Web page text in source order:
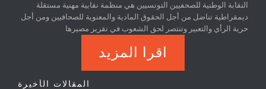
النقابة الوطنية للصحفيين التونسيين هي منظمة نقابية مهنية مستقلة
ديمقراطية تناضل من أجل الحقوق المادية والمعنوية للصحافيين ومن أجل
حرية الرأي والتعبير وتنتصر لحق الشعوب في تقرير مصيرها
اقرا المزيد
المقالات الأخيرة